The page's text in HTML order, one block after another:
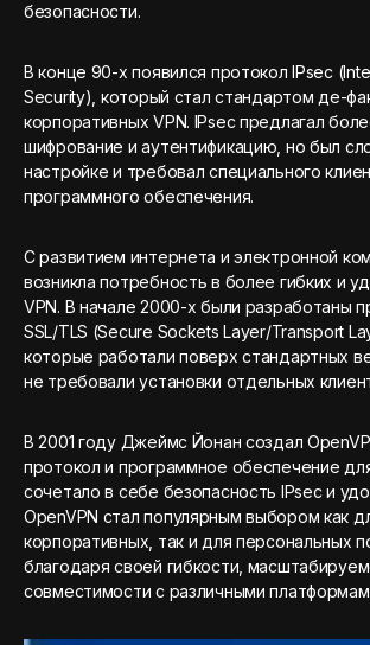
безопасности.
В конце 90-х появился протокол IPsec
Security), который стал стандартом де-
корпоративных VPN. IPsec предлагал
шифрование и аутентификацию, но был
настройке и требовал специального
программного обеспечения.
С развитием интернета и электронной
возникла потребность в более гибких и
VPN. В начале 2000-х были разработаны
SSL/TLS (Secure Sockets Layer/Transport
которые работали поверх стандартных
не требовали установки отдельных
В 2001 году Джеймс Йонан создал
протокол и программное обеспечение
сочетало в себе безопасность IPsec и
OpenVPN стал популярным выбором как
корпоративных, так и для персональных
благодаря своей гибкости,
совместимости с различными